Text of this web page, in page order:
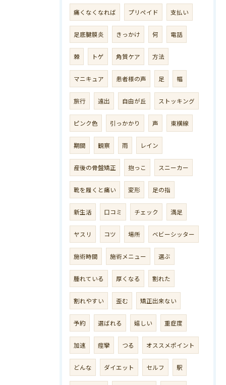
痛くなくなれば プリペイド 支払い
足底腱膜炎 きっかけ 何 電話
棘 トゲ 角質ケア 方法
マニキュア 患者様の声 足 幅
旅行 遠出 自由が丘 ストッキング
ピンク色 引っかかり 声 東横線
期間 観察 雨 レイン
産後の骨盤矯正 抱っこ スニーカー
靴を履くと痛い 変形 足の指
新生活 口コミ チェック 満足
ヤスリ コツ 場所 ベビーシッター
施術時間 施術メニュー 選ぶ
腫れている 厚くなる 割れた
割れやすい 歪む 矯正出来ない
予約 選ばれる 嬉しい 重症度
加速 痙攣 つる オススメポイント
どんな ダイエット セルフ 駅